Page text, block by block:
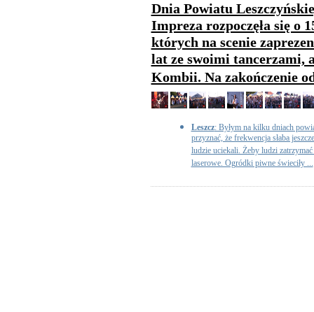
Dnia Powiatu
Impreza rozpoczęła się o
których na scenie
lat ze swoimi tancerzami,
Kombii. Na zakończenie
Leszcz: Byłym na kilku dniach
przyznać, że frekwencja słaba
ludzie uciekali. Żeby ludzi
laserowe. Ogródki piwne świeciły ...